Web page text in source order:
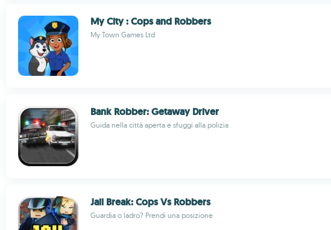
My City : Cops and Robbers
My Town Games Ltd
Bank Robber: Getaway Driver
Guida nella città aperta e sfuggi alla polizia
Jail Break: Cops Vs Robbers
Guardia o ladro? Prendi una posizione